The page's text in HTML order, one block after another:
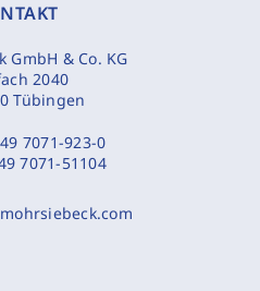
GmbH & Co. KG
2040
Tübingen
7071-923-0
7071-51104